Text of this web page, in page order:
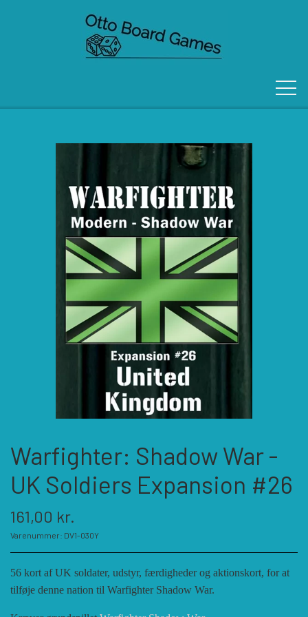
FORSIDE
OM OS
KONTAKT
KATEGORIER
SPIL PRODUCENTER A - E
ACADEMY GAMES
AGAINST THE ODDS
ALEPH GAME STUDIO
ARES GAMES
AUSTRALIAN DESIGN GROUP
SPIL PRODUCENTER F - P
FELLOWSHIP OF SIMULATIONS
FORSAGE GAMES
FORT CIRCLE GAMES
GMT GAMES
SPIL PRODUCENTER R - W
RBM STUDIOS
REVOLUTION GAMES
SERIOUS HISTORICAL GAMES
ANDRE KATEGORIER
TILBEHØR
DIVERSE
Warfighter: Shadow War -
UK Soldiers Expansion #26
161,00 kr.
Varenummer: DV1-030Y
56 kort af UK soldater, udstyr, færdigheder og aktionskort, for at
tilføje denne nation til Warfighter Shadow War.